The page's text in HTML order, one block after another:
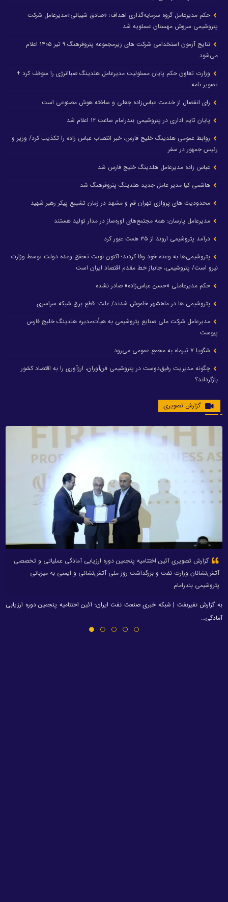
حکم مدیرعامل گروه سرمایه‌گذاری اهداف؛ «صادق شیبانی»مدیرعامل شرکت
پتروشیمی سروش مهستان عسلویه شد
نتایج آزمون استخدامی شرکت های زیرمجموعه پتروفرهنگ ۹ تیر ۱۴۰۵ اعلام
می‌شود
وزارت تعاون حکم پایان مسئولیت مدیرعامل هلدینگ صباانرژی را متوقف کرد +
تصویر نامه
رای انفصال از خدمت عباس‌زاده جعلی و ساخته هوش مصنوعی است
پایان تایم اداری در پتروشیمی بندرامام ساعت ۱۲ اعلام شد
روابط عمومی هلدینگ خلیج فارس، خبر انتصاب عباس زاده را تکذیب کرد/ وزیر و
رئیس جمهور در سفر
عباس زاده مدیرعامل هلدینگ خلیج فارس شد
هاشمی کیا مدیر عامل جدید هلدینگ پتروفرهنگ شد
محدودیت های پروازی تهران قم و مشهد در زمان تشییع پیکر رهبر شهید
مدیرعامل پارسان: همه مجتمع‌های اوره‌ساز در مدار تولید هستند
درآمد پتروشیمی اروند از ۳۵ همت عبور کرد
پتروشیمی‌ها به وعده خود وفا کردند؛ اکنون نوبت تحقق وعده دولت توسط وزارت
نیرو است/ پتروشیمی، جانباز خط مقدم اقتصاد ایران است
حکم مدیرعاملی «حسن عباس‌زاده» صادر نشده
پتروشیمی ها در ماهشهر خاموش شدند/ علت: قطع برق شبکه سراسری
مدیرعامل شرکت ملی صنایع پتروشیمی به هیأت‌مدیره هلدینگ خلیج فارس
پیوست
شگویا ۷ تیرماه به مجمع عمومی می‌رود
چگونه مدیریت رفیق‌دوست در پتروشیمی فن‌آوران، ارزآوری را به اقتصاد کشور
بازگرداند؟
گزارش تصویری
گزارش تصویری آئین اختتامیه پنجمین دوره ارزیابی آمادگی عملیاتی و تخصصی
آتش‌نشانان وزارت نفت و بزرگداشت روز ملی آتش‌نشانی و ایمنی به میزبانی
پتروشیمی بندرامام
به گزارش نفیرنفت | شبکه خبری صنعت نفت ایران؛ آئین اختتامیه پنجمین دوره ارزیابی
آمادگی…